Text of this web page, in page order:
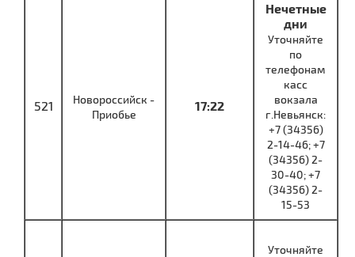
521
Новороссийск -
Приобье
17:22
Нечетные
дни
Уточняйте
по
телефонам
касс
вокзала
г.Невьянск:
+7 (34356)
2-14-46; +7
(34356) 2-
30-40; +7
(34356) 2-
15-53
Уточняйте